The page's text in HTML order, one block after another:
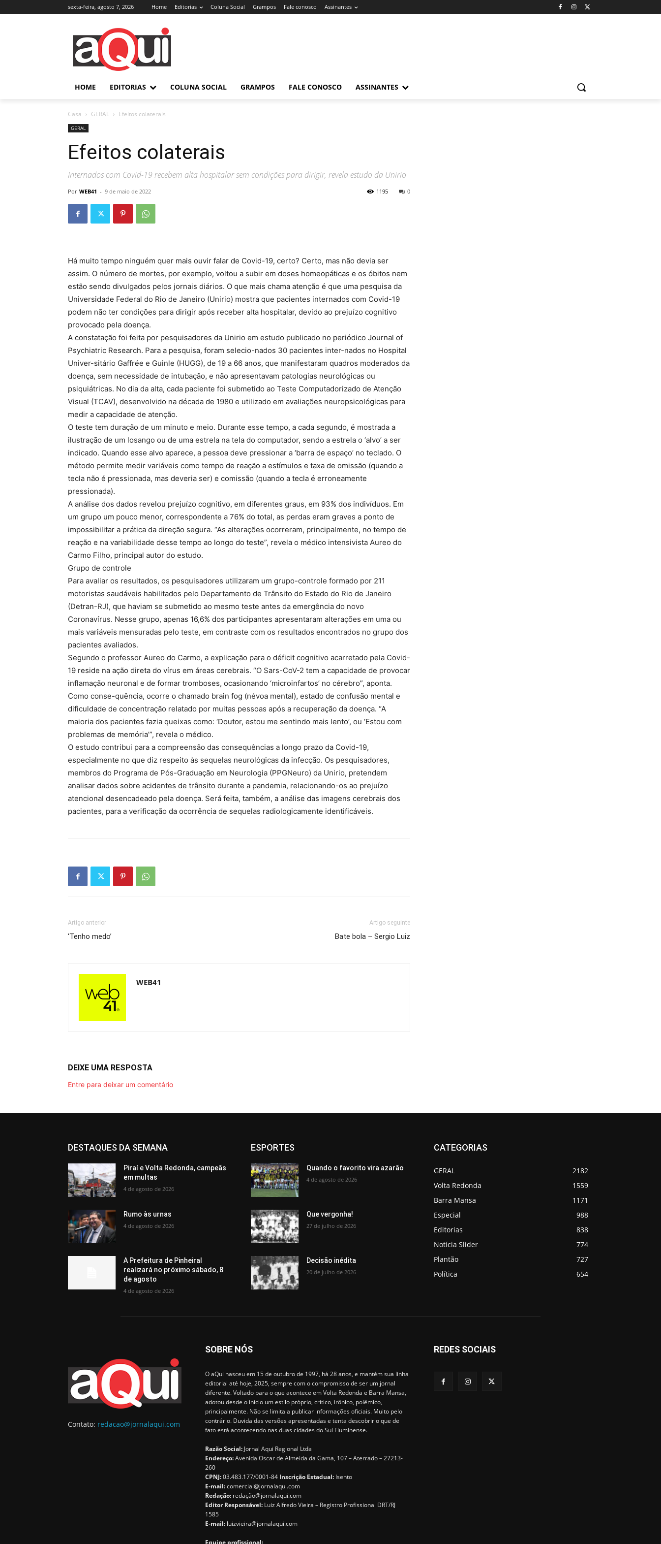
sexta-feira, agosto 7, 2026 Home Editorias Coluna Social Grampos Fale conosco Assinantes
HOME EDITORIAS COLUNA SOCIAL GRAMPOS FALE CONOSCO ASSINANTES
Casa GERAL Efeitos colaterais
GERAL
Efeitos colaterais
Internados com Covid-19 recebem alta hospitalar sem condições para dirigir, revela estudo da Unirio
Por WEB41 - 9 de maio de 2022 0
1195
Há muito tempo ninguém quer mais ouvir falar de Covid-19, certo? Certo, mas não devia ser
assim. O número de mortes, por exemplo, voltou a subir em doses homeopáticas e os óbitos nem
estão sendo divulgados pelos jornais diários. O que mais chama atenção é que uma pesquisa da
Universidade Federal do Rio de Janeiro (Unirio) mostra que pacientes internados com Covid-19
podem não ter condições para dirigir após receber alta hospitalar, devido ao prejuízo cognitivo
provocado pela doença.
A constatação foi feita por pesquisadores da Unirio em estudo publicado no periódico Journal of
Psychiatric Research. Para a pesquisa, foram selecio-nados 30 pacientes inter-nados no Hospital
Univer-sitário Gaffrée e Guinle (HUGG), de 19 a 66 anos, que manifestaram quadros moderados da
doença, sem necessidade de intubação, e não apresentavam patologias neurológicas ou
psiquiátricas. No dia da alta, cada paciente foi submetido ao Teste Computadorizado de Atenção
Visual (TCAV), desenvolvido na década de 1980 e utilizado em avaliações neuropsicológicas para
medir a capacidade de atenção.
O teste tem duração de um minuto e meio. Durante esse tempo, a cada segundo, é mostrada a
ilustração de um losango ou de uma estrela na tela do computador, sendo a estrela o ‘alvo’ a ser
indicado. Quando esse alvo aparece, a pessoa deve pressionar a ‘barra de espaço’ no teclado. O
método permite medir variáveis como tempo de reação a estímulos e taxa de omissão (quando a
tecla não é pressionada, mas deveria ser) e comissão (quando a tecla é erroneamente
pressionada).
A análise dos dados revelou prejuízo cognitivo, em diferentes graus, em 93% dos indivíduos. Em
um grupo um pouco menor, correspondente a 76% do total, as perdas eram graves a ponto de
impossibilitar a prática da direção segura. “As alterações ocorreram, principalmente, no tempo de
reação e na variabilidade desse tempo ao longo do teste”, revela o médico intensivista Aureo do
Carmo Filho, principal autor do estudo.
Grupo de controle
Para avaliar os resultados, os pesquisadores utilizaram um grupo-controle formado por 211
motoristas saudáveis habilitados pelo Departamento de Trânsito do Estado do Rio de Janeiro
(Detran-RJ), que haviam se submetido ao mesmo teste antes da emergência do novo
Coronavírus. Nesse grupo, apenas 16,6% dos participantes apresentaram alterações em uma ou
mais variáveis mensuradas pelo teste, em contraste com os resultados encontrados no grupo dos
pacientes avaliados.
Segundo o professor Aureo do Carmo, a explicação para o déficit cognitivo acarretado pela Covid-
19 reside na ação direta do vírus em áreas cerebrais. “O Sars-CoV-2 tem a capacidade de provocar
inflamação neuronal e de formar tromboses, ocasionando ‘microinfartos’ no cérebro”, aponta.
Como conse-quência, ocorre o chamado brain fog (névoa mental), estado de confusão mental e
dificuldade de concentração relatado por muitas pessoas após a recuperação da doença. “A
maioria dos pacientes fazia queixas como: ‘Doutor, estou me sentindo mais lento’, ou ‘Estou com
problemas de memória’”, revela o médico.
O estudo contribui para a compreensão das consequências a longo prazo da Covid-19,
especialmente no que diz respeito às sequelas neurológicas da infecção. Os pesquisadores,
membros do Programa de Pós-Graduação em Neurologia (PPGNeuro) da Unirio, pretendem
analisar dados sobre acidentes de trânsito durante a pandemia, relacionando-os ao prejuízo
atencional desencadeado pela doença. Será feita, também, a análise das imagens cerebrais dos
pacientes, para a verificação da ocorrência de sequelas radiologicamente identificáveis.
Artigo anterior
‘Tenho medo’
Artigo seguinte
Bate bola – Sergio Luiz
WEB41
DEIXE UMA RESPOSTA
Entre para deixar um comentário
DESTAQUES DA SEMANA
Piraí e Volta Redonda, campeãs
em multas
4 de agosto de 2026
Rumo às urnas
4 de agosto de 2026
A Prefeitura de Pinheiral
realizará no próximo sábado, 8
de agosto
4 de agosto de 2026
ESPORTES
Quando o favorito vira azarão
4 de agosto de 2026
Que vergonha!
27 de julho de 2026
Decisão inédita
20 de julho de 2026
CATEGORIAS
GERAL
2182
Volta Redonda
1559
Barra Mansa
1171
Especial
988
Editorias
838
Notícia Slider
774
Plantão
727
Política
654
Contato: redacao@jornalaqui.com
SOBRE NÓS
O aQui nasceu em 15 de outubro de 1997, há 28 anos, e mantém sua linha
editorial até hoje, 2025, sempre com o compromisso de ser um jornal
diferente. Voltado para o que acontece em Volta Redonda e Barra Mansa,
adotou desde o início um estilo próprio, crítico, irônico, polêmico,
principalmente. Não se limita a publicar informações oficiais. Muito pelo
contrário. Duvida das versões apresentadas e tenta descobrir o que de
fato está acontecendo nas duas cidades do Sul Fluminense.
Razão Social: Jornal Aqui Regional Ltda
Endereço:Avenida Oscar de Almeida da Gama, 107 – Aterrado – 27213-
260
CPNJ:03.483.177/0001-84 Inscrição Estadual: Isento
E-mail:comercial@jornalaqui.com
Redação: redação@jornalaqui.com
Editor Responsável: Luiz Alfredo Vieira – Registro Profissional DRT/RJ
1585
E-mail: luizvieira@jornalaqui.com
REDES SOCIAIS